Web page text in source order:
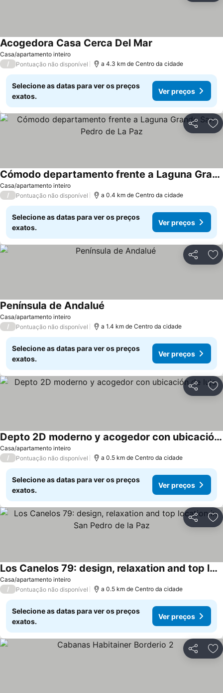
Casa/apartamento inteiro
Acogedora Casa Cerca Del Mar
/ Pontuação não disponível a 4.3 km de Centro da cidade
Selecione as datas para ver os preços
exatos.
Ver preços
Partilhar
Casa/apartamento inteiro
Cómodo departamento frente a Laguna Grande San Pedro de La Paz
Ver preços
/ Pontuação não disponível a 0.4 km de Centro da cidade
Selecione as datas para ver os preços
exatos.
Ver preços
Partilhar
Casa/apartamento inteiro
Península de Andalué
/ Pontuação não disponível a 1.4 km de Centro da cidade
Selecione as datas para ver os preços
exatos.
Ver preços
Partilhar
Casa/apartamento inteiro
Depto 2D moderno y acogedor con ubicación de lujo
Ver preços
/ Pontuação não disponível a 0.5 km de Centro da cidade
Selecione as datas para ver os preços
exatos.
Ver preços
Partilhar
Casa/apartamento inteiro
Los Canelos 79: design, relaxation and top location in San Pedro de la Paz
Ver preços
/ Pontuação não disponível a 0.5 km de Centro da cidade
Selecione as datas para ver os preços
exatos.
Ver preços
Partilhar